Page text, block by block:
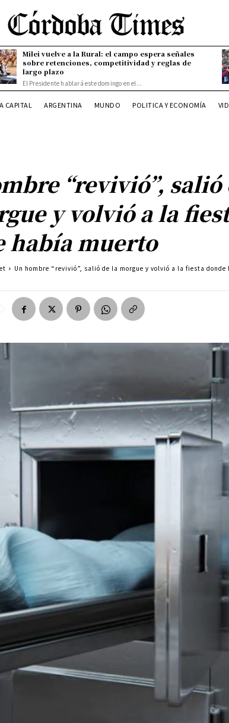
Milei vuelve a la Rural: el campo espera señales
sobre retenciones, competitividad y reglas de
largo plazo
El Presidente hablará este domingo en el...
CAPITAL ARGENTINA MUNDO POLITICA Y ECONOMÍA
“revivió”, salió
y volvió a la
había muerto
Un hombre “revivió”, salió de la morgue y volvió a la fiesta donde